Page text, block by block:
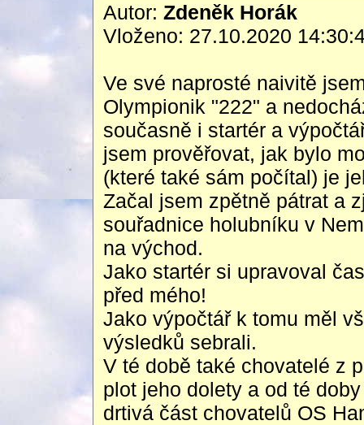
Autor: Zdeněk Horák
Vloženo: 27.10.2020
Ve své naprosté naivitě
Olympionik "222" a
současně i startér a
jsem prověřovat, jak bylo
(které také sám počítal) je
Začal jsem zpětně pátrat a
souřadnice holubníku v
na východ.
Jako startér si upravoval
před mého!
Jako výpočtář k tomu měl
výsledků sebrali.
V té době také chovatelé z
plot jeho dolety a od té
drtivá část chovatelů OS